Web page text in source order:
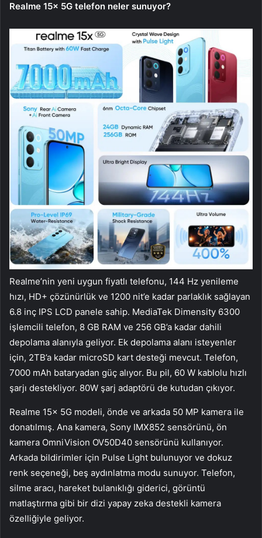
Realme 15x 5G telefon neler sunuyor?
Realme’nin yeni uygun fiyatlı telefonu, 144 Hz yenileme
hızı, HD+ çözünürlük ve 1200 nit’e kadar parlaklık sağlayan
6.8 inç IPS LCD panele sahip. MediaTek Dimensity 6300
işlemcili telefon, 8 GB RAM ve 256 GB’a kadar dahili
depolama alanıyla geliyor. Ek depolama alanı isteyenler
için, 2TB’a kadar microSD kart desteği mevcut. Telefon,
7000 mAh bataryadan güç alıyor. Bu pil, 60 W kablolu hızlı
şarjı destekliyor. 80W şarj adaptörü de kutudan çıkıyor.
Realme 15x 5G modeli, önde ve arkada 50 MP kamera ile
donatılmış. Ana kamera, Sony IMX852 sensörünü, ön
kamera OmniVision OV50D40 sensörünü kullanıyor.
Arkada bildirimler için Pulse Light bulunuyor ve dokuz
renk seçeneği, beş aydınlatma modu sunuyor. Telefon,
silme aracı, hareket bulanıklığı giderici, görüntü
matlaştırma gibi bir dizi yapay zeka destekli kamera
özelliğiyle geliyor.